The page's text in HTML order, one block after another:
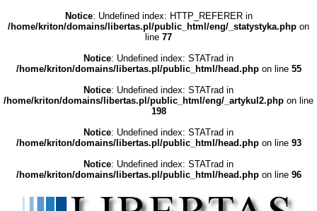
Notice: Undefined index: HTTP_REFERER in
/home/kriton/domains/libertas.pl/public_html/eng/_statystyka.php on
line 77
Notice: Undefined index: STATrad in
/home/kriton/domains/libertas.pl/public_html/head.phpon line 55
Notice: Undefined index: STATrad in
/home/kriton/domains/libertas.pl/public_html/eng/_artykul2.php on line
198
Notice: Undefined index: STATrad in
/home/kriton/domains/libertas.pl/public_html/head.phpon line 93
Notice: Undefined index: STATrad in
/home/kriton/domains/libertas.pl/public_html/head.phpon line 96